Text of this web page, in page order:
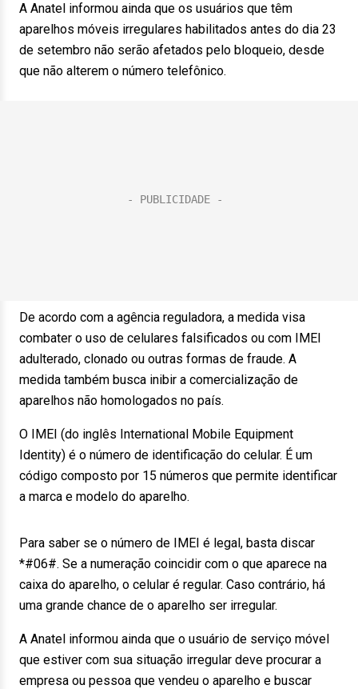
A Anatel informou ainda que os usuários que têm
aparelhos móveis irregulares habilitados antes do dia 23
de setembro não serão afetados pelo bloqueio, desde
que não alterem o número telefônico.
De acordo com a agência reguladora, a medida visa
combater o uso de celulares falsificados ou com IMEI
adulterado, clonado ou outras formas de fraude. A
medida também busca inibir a comercialização de
aparelhos não homologados no país.
O IMEI (do inglês International Mobile Equipment
Identity) é o número de identificação do celular. É um
código composto por 15 números que permite identificar
a marca e modelo do aparelho.
Para saber se o número de IMEI é legal, basta discar
*#06#. Se a numeração coincidir com o que aparece na
caixa do aparelho, o celular é regular. Caso contrário, há
uma grande chance de o aparelho ser irregular.
A Anatel informou ainda que o usuário de serviço móvel
que estiver com sua situação irregular deve procurar a
empresa ou pessoa que vendeu o aparelho e buscar